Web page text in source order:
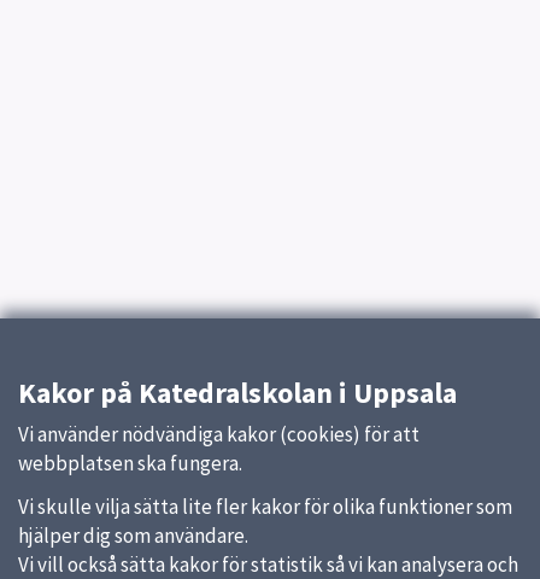
Kakor på Katedralskolan i Uppsala
Vi använder nödvändiga kakor (cookies) för att
webbplatsen ska fungera.
Vi skulle vilja sätta lite fler kakor för olika funktioner som
hjälper dig som användare.
Vi vill också sätta kakor för statistik så vi kan analysera och